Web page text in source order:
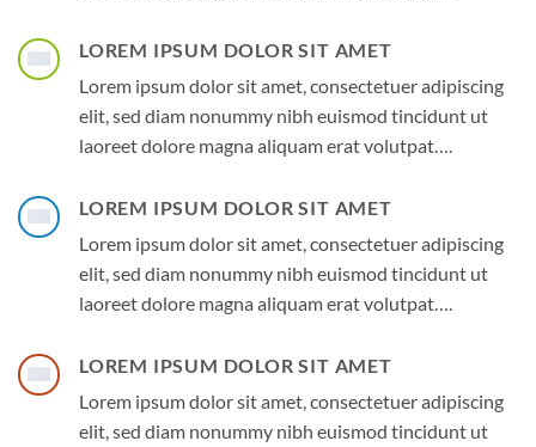
LOREM IPSUM DOLOR SIT AMET
Lorem ipsum dolor sit amet, consectetuer adipiscing
elit, sed diam nonummy nibh euismod tincidunt ut
laoreet dolore magna aliquam erat volutpat….
LOREM IPSUM DOLOR SIT AMET
Lorem ipsum dolor sit amet, consectetuer adipiscing
elit, sed diam nonummy nibh euismod tincidunt ut
laoreet dolore magna aliquam erat volutpat….
LOREM IPSUM DOLOR SIT AMET
Lorem ipsum dolor sit amet, consectetuer adipiscing
elit, sed diam nonummy nibh euismod tincidunt ut